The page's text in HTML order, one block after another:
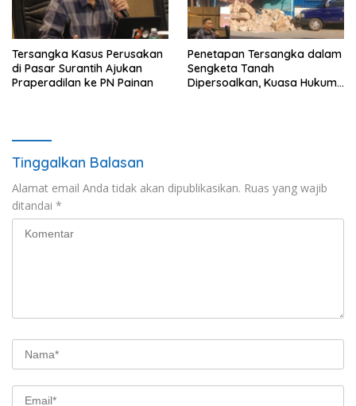
Tersangka Kasus Perusakan
di Pasar Surantih Ajukan
Praperadilan ke PN Painan
Penetapan Tersangka dalam
Sengketa Tanah
Dipersoalkan, Kuasa Hukum
Tinggalkan Balasan
Alamat email Anda tidak akan dipublikasikan. Ruas yang wajib
ditandai *